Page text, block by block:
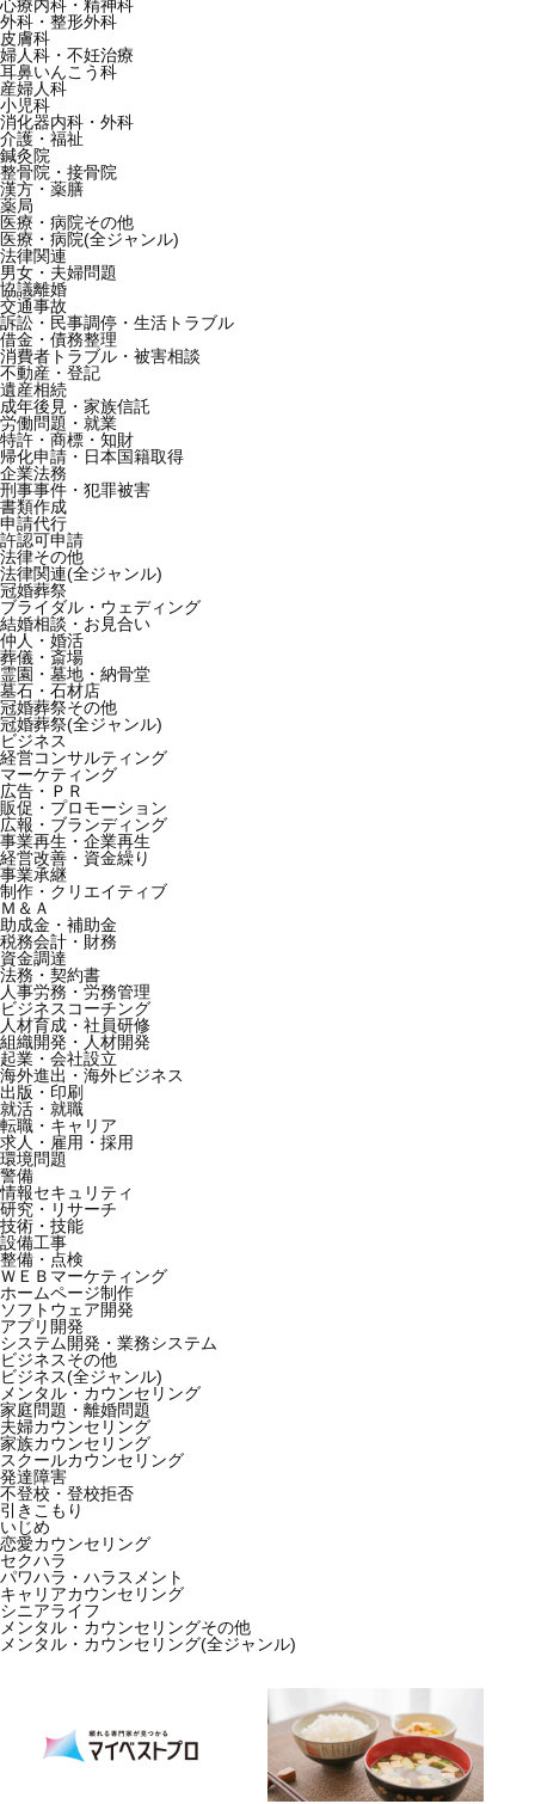
心療内科・精神科
外科・整形外科
皮膚科
婦人科・不妊治療
耳鼻いんこう科
産婦人科
小児科
消化器内科・外科
介護・福祉
鍼灸院
整骨院・接骨院
漢方・薬膳
薬局
医療・病院その他
医療・病院(全ジャンル)
法律関連
男女・夫婦問題
協議離婚
交通事故
訴訟・民事調停・生活トラブル
借金・債務整理
消費者トラブル・被害相談
不動産・登記
遺産相続
成年後見・家族信託
労働問題・就業
特許・商標・知財
帰化申請・日本国籍取得
企業法務
刑事事件・犯罪被害
書類作成
申請代行
許認可申請
法律その他
法律関連(全ジャンル)
冠婚葬祭
ブライダル・ウェディング
結婚相談・お見合い
仲人・婚活
葬儀・斎場
霊園・墓地・納骨堂
墓石・石材店
冠婚葬祭その他
冠婚葬祭(全ジャンル)
ビジネス
経営コンサルティング
マーケティング
広告・ＰＲ
販促・プロモーション
広報・ブランディング
事業再生・企業再生
経営改善・資金繰り
事業承継
制作・クリエイティブ
Ｍ＆Ａ
助成金・補助金
税務会計・財務
資金調達
法務・契約書
人事労務・労務管理
ビジネスコーチング
人材育成・社員研修
組織開発・人材開発
起業・会社設立
海外進出・海外ビジネス
出版・印刷
就活・就職
転職・キャリア
求人・雇用・採用
環境問題
警備
情報セキュリティ
研究・リサーチ
技術・技能
設備工事
整備・点検
ＷＥＢマーケティング
ホームページ制作
ソフトウェア開発
アプリ開発
システム開発・業務システム
ビジネスその他
ビジネス(全ジャンル)
メンタル・カウンセリング
家庭問題・離婚問題
夫婦カウンセリング
家族カウンセリング
スクールカウンセリング
発達障害
不登校・登校拒否
引きこもり
いじめ
恋愛カウンセリング
セクハラ
パワハラ・ハラスメント
キャリアカウンセリング
シニアライフ
メンタル・カウンセリングその他
メンタル・カウンセリング(全ジャンル)